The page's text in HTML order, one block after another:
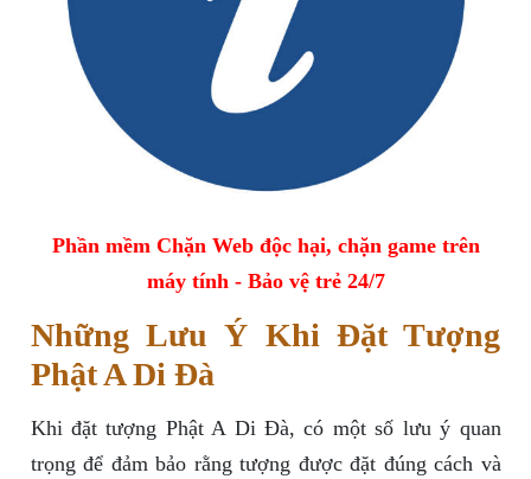
Phần mềm Chặn Web độc hại, chặn game trên
máy tính - Bảo vệ trẻ 24/7
Những Lưu Ý Khi Đặt Tượng
Phật A Di Đà
Khi đặt tượng Phật A Di Đà, có một số lưu ý quan
trọng để đảm bảo rằng tượng được đặt đúng cách và